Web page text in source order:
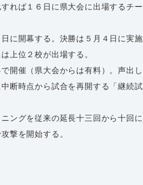
れば１６日に県大会に出場するチー
に開幕する。決勝は５月４日に実施
上位２校が出場する。
開催（県大会からは有料）。声出し
断時点から試合を再開する「継続試
ングを従来の延長十三回から十回に
撃を開始する。